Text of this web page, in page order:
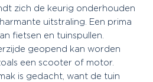
zich de keurig onderhouden
uitstraling. Een prima
fietsen en tuinspullen.
geopend kan worden
een scooter of motor.
is gedacht, want de tuin